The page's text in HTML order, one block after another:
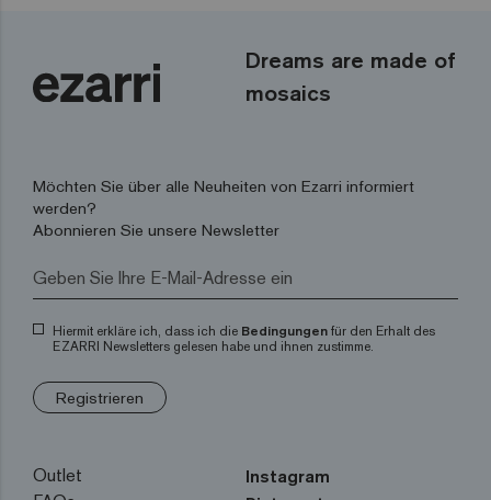
Dreams are made of
mosaics
Möchten Sie über alle Neuheiten von Ezarri informiert
werden?
Abonnieren Sie unsere Newsletter
Hiermit erkläre ich, dass ich die Bedingungen für den Erhalt des
EZARRI Newsletters gelesen habe und ihnen zustimme.
Registrieren
Outlet
Instagram